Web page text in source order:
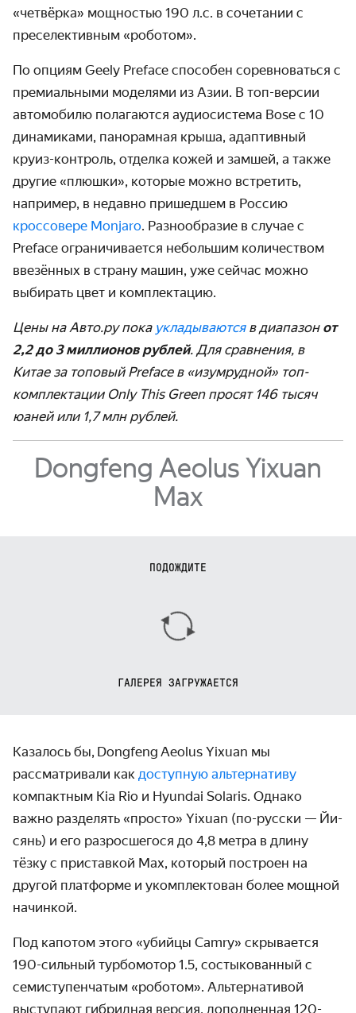
«четвёрка» мощностью 190 л.с. в сочетании с
преселективным «роботом».
По опциям Geely Preface способен соревноваться с
премиальными моделями из Азии. В топ-версии
автомобилю полагаются аудиосистема Bose с 10
динамиками, панорамная крыша, адаптивный
круиз-контроль, отделка кожей и замшей, а также
другие «плюшки», которые можно встретить,
например, в недавно пришедшем в Россию
кроссовере Monjaro. Разнообразие в случае с
Preface ограничивается небольшим количеством
ввезённых в страну машин, уже сейчас можно
выбирать цвет и комплектацию.
Цены на Авто.ру пока укладываются в диапазон от
2,2 до 3 миллионов рублей. Для сравнения, в
Китае за топовый Preface в «изумрудной» топ-
комплектации Only This Green просят 146 тысяч
юаней или 1,7 млн рублей.
Dongfeng Aeolus Yixuan
Max
ПОДОЖДИТЕ
ГАЛЕРЕЯ ЗАГРУЖАЕТСЯ
Казалось бы, Dongfeng Aeolus Yixuan мы
рассматривали как доступную альтернативу
компактным Kia Rio и Hyundai Solaris. Однако
важно разделять «просто» Yixuan (по-русски — Йи-
сянь) и его разросшегося до 4,8 метра в длину
тёзку с приставкой Max, который построен на
другой платформе и укомплектован более мощной
начинкой.
Под капотом этого «убийцы Camry» скрывается
190-сильный турбомотор 1.5, состыкованный с
семиступенчатым «роботом». Альтернативой
выступают гибридная версия, дополненная 120-